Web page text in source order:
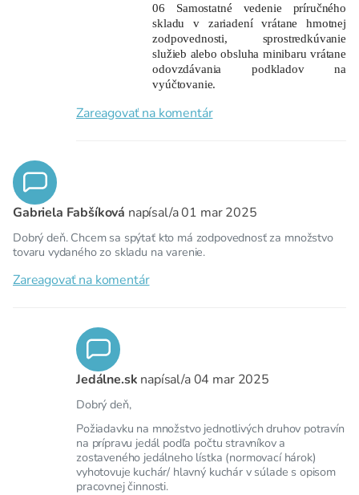
06 Samostatné vedenie príručného
skladu v zariadení vrátane hmotnej
zodpovednosti, sprostredkúvanie
služieb alebo obsluha minibaru vrátane
odovzdávania podkladov na
vyúčtovanie.
Zareagovať na komentár
Gabriela Fabšíková napísal/a01 mar 2025
Dobrý deň. Chcem sa spýtať kto má zodpovednosť za množstvo
tovaru vydaného zo skladu na varenie.
Zareagovať na komentár
Jedálne.sk napísal/a04 mar 2025
Dobrý deň,
Požiadavku na množstvo jednotlivých druhov potravín
na prípravu jedál podľa počtu stravníkov a
zostaveného jedálneho lístka (normovací hárok)
vyhotovuje kuchár/ hlavný kuchár v súlade s opisom
pracovnej činnosti.